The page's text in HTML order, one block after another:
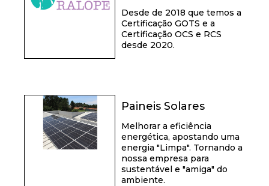
Desde de 2018 que temos a
Certificação GOTS e a
Certificação OCS e RCS
desde 2020.
Paineis Solares
Melhorar a eficiência
energética, apostando uma
energia "Limpa". Tornando a
nossa empresa para
sustentável e "amiga" do
ambiente.